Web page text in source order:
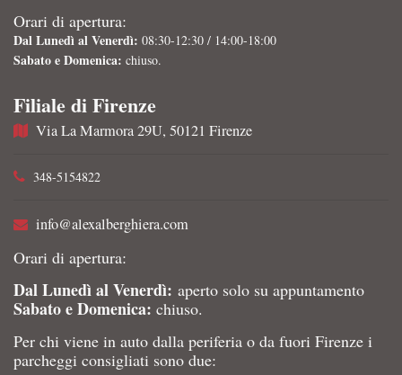
Orari di apertura:
Dal Lunedì al Venerdì: 08:30-12:30 / 14:00-18:00
Sabato e Domenica: chiuso.
Filiale di Firenze
Via La Marmora 29U, 50121 Firenze
348-5154822
info@alexalberghiera.com
Orari di apertura:
Dal Lunedì al Venerdì: aperto solo su appuntamento
Sabato e Domenica: chiuso.
Per chi viene in auto dalla periferia o da fuori Firenze i
parcheggi consigliati sono due: